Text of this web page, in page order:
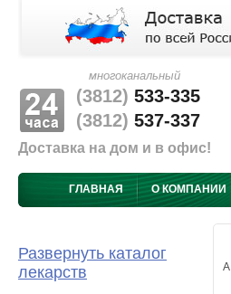
многоканальный
(3812) 533-335
(3812) 537-337
Доставка на дом и в офис!
ГЛАВНАЯ О КОМПАНИИ
Развернуть каталог
лекарств
А